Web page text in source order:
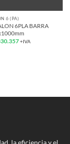
6 (PA)
6PLA BARRA
El+IVA
la eficiencia y el